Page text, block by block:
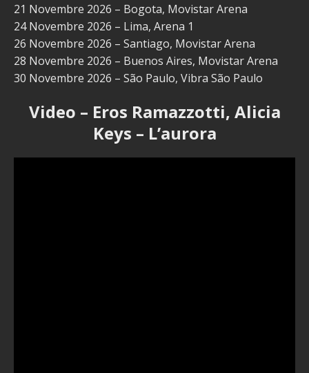
21 Novembre 2026 – Bogota, Movistar Arena
24 Novembre 2026 – Lima, Arena 1
26 Novembre 2026 – Santiago, Movistar Arena
28 Novembre 2026 – Buenos Aires, Movistar Arena
30 Novembre 2026 – São Paulo, Vibra São Paulo
Video – Eros Ramazzotti, Alicia
Keys – L’aurora